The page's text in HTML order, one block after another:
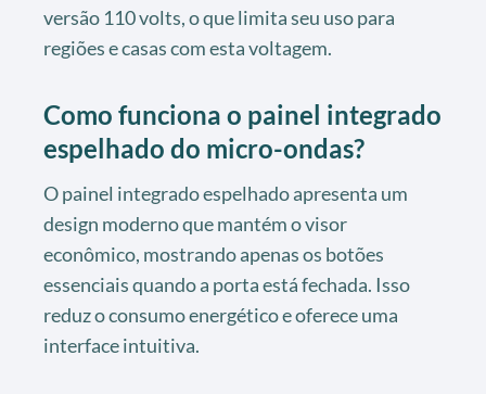
versão 110 volts, o que limita seu uso para
regiões e casas com esta voltagem.
Como funciona o painel integrado
espelhado do micro-ondas?
O painel integrado espelhado apresenta um
design moderno que mantém o visor
econômico, mostrando apenas os botões
essenciais quando a porta está fechada. Isso
reduz o consumo energético e oferece uma
interface intuitiva.